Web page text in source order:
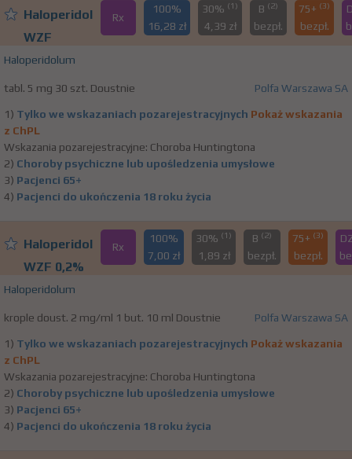
Haloperidol
WZF
Rx
100%
16,28 zł
30% (1)
4,39 zł
B (2)
bezpł.
75+ (3)
bezpł.
Haloperidolum
tabl. 5 mg 30 szt. Doustnie Polfa Warszawa SA
1) Tylko we wskazaniach pozarejestracyjnych Pokaż wskazania
z ChPL
Wskazania pozarejestracyjne: Choroba Huntingtona
2) Choroby psychiczne lub upośledzenia umysłowe
3) Pacjenci 65+
4) Pacjenci do ukończenia 18 roku życia
Haloperidol
WZF 0,2%
Rx
100%
7,00 zł
30% (1)
1,89 zł
B (2)
bezpł.
75+ (3)
bezpł.
Haloperidolum
krople doust. 2 mg/ml 1 but. 10 ml Doustnie Polfa Warszawa SA
1) Tylko we wskazaniach pozarejestracyjnych Pokaż wskazania
z ChPL
Wskazania pozarejestracyjne: Choroba Huntingtona
2) Choroby psychiczne lub upośledzenia umysłowe
3) Pacjenci 65+
4) Pacjenci do ukończenia 18 roku życia